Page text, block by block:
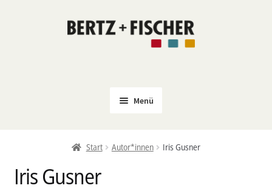
Zur
Zum
Menü
Coming Soon
Politik
Start Autor*innen Iris Gusner
Iris Gusner